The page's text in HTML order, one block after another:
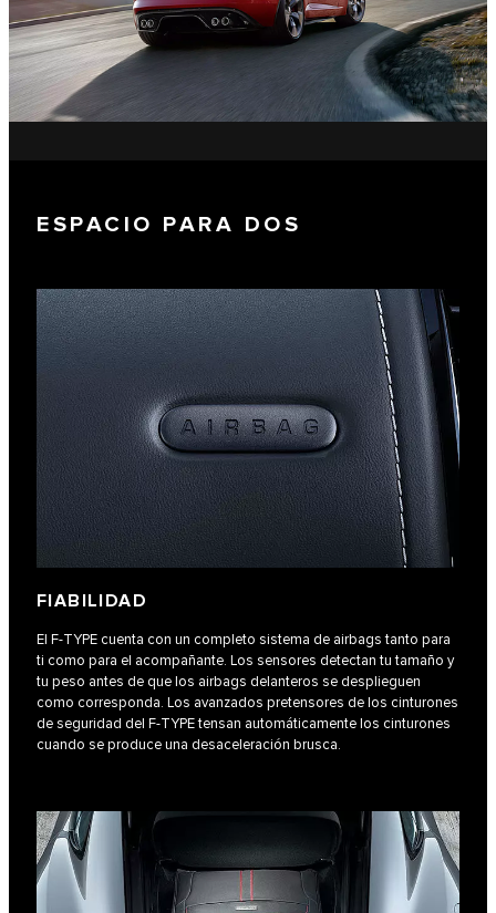
ESPACIO PARA DOS
FIABILIDAD
El F‑TYPE cuenta con un completo sistema de airbags tanto para
ti como para el acompañante. Los sensores detectan tu tamaño y
tu peso antes de que los airbags delanteros se desplieguen
como corresponda. Los avanzados pretensores de los cinturones
de seguridad del F-TYPE tensan automáticamente los cinturones
cuando se produce una desaceleración brusca.